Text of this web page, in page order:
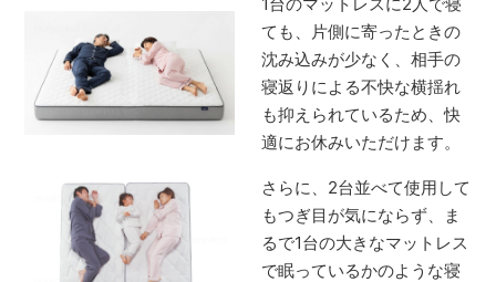
ても、片側に寄ったときの
沈み込みが少なく、相手の
寝返りによる不快な横揺れ
も抑えられているため、快
適にお休みいただけます。
さらに、2台並べて使用して
もつぎ目が気にならず、ま
るで1台の大きなマットレス
で眠っているかのような寝